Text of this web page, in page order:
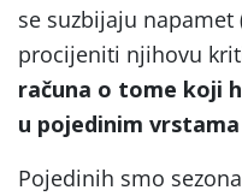
se suzbijaju
procijeniti njihovu
računa o tome koji
u pojedinim
Pojedinih smo